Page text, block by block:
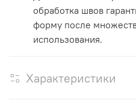
обработка швов
форму после
использования.
Характеристики